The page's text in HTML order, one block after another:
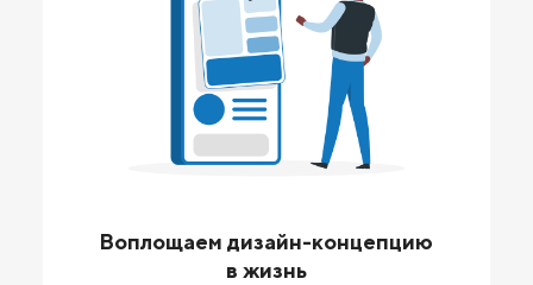
Воплощаем дизайн-концепцию
в жизнь